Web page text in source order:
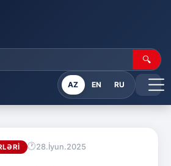
🔍
AZ EN RU
28.İyun.2025